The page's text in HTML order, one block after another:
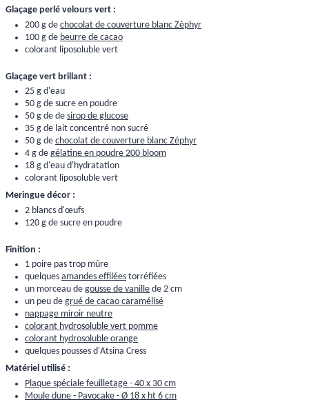
Glaçage perlé velours vert :
200 g de chocolat de couverture blanc Zéphyr
100 g de beurre de cacao
colorant liposoluble vert
Glaçage vert brillant :
25 g d'eau
50 g de sucre en poudre
50 g de de sirop de glucose
35 g de lait concentré non sucré
50 g de chocolat de couverture blanc Zéphyr
4 g de gélatine en poudre 200 bloom
18 g d'eau d'hydratation
colorant liposoluble vert
Meringue décor :
2 blancs d'œufs
120 g de sucre en poudre
Finition :
1 poire pas trop mûre
quelques amandes effilées torréfiées
un morceau de gousse de vanille de 2 cm
un peu de grué de cacao caramélisé
nappage miroir neutre
colorant hydrosoluble vert pomme
colorant hydrosoluble orange
quelques pousses d'Atsina Cress
Matériel utilisé :
Plaque spéciale feuilletage - 40 x 30 cm
Moule dune - Pavocake - Ø 18 x ht 6 cm